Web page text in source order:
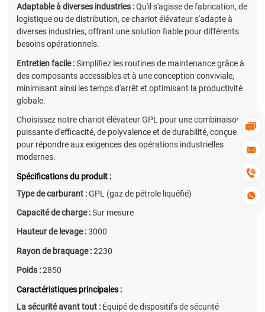




Adaptable à diverses industries :Qu'il s'agisse de fabrication, de
logistique ou de distribution, ce chariot élévateur s'adapte à
diverses industries, offrant une solution fiable pour différents
besoins opérationnels.
Entretien facile :Simplifiez les routines de maintenance grâce à
des composants accessibles et à une conception conviviale,
minimisant ainsi les temps d'arrêt et optimisant la productivité
globale.
Choisissez notre chariot élévateur GPL pour une combinaison
puissante d'efficacité, de polyvalence et de durabilité, conçue
pour répondre aux exigences des opérations industrielles
modernes.
Spécifications du produit :
Type de carburant :GPL (gaz de pétrole liquéfié)
Capacité de charge :Sur mesure
Hauteur de levage :3000
Rayon de braquage :2230
Poids :2850
Caractéristiques principales :
La sécurité avant tout : Équipé de dispositifs de sécurité